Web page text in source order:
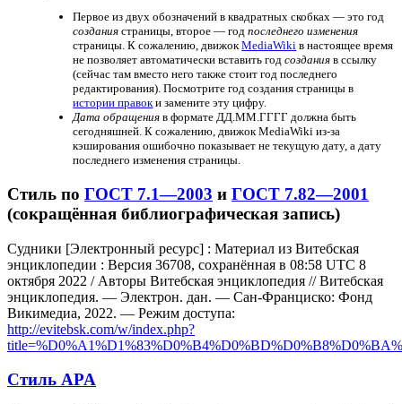
Первое из двух обозначений в квадратных скобках — это год
создания страницы, второе — годпоследнего изменения
страницы. К сожалению, движокMediaWiki в настоящее время
не позволяет автоматически вставить годсоздания в ссылку
(сейчас там вместо него также стоит год последнего
редактирования). Посмотрите год создания страницы в
истории правоки замените эту цифру.
Дата обращения в формате ДД.ММ.ГГГГ должна быть
сегодняшней. К сожалению, движок MediaWiki из-за
кэширования ошибочно показывает не текущую дату, а дату
последнего изменения страницы.
Стиль по ГОСТ 7.1—2003 и ГОСТ 7.82—2001
(сокращённая библиографическая запись)
Судники [Электронный ресурс] : Материал из Витебская
энциклопедии : Версия 36708, сохранённая в 08:58 UTC 8
октября 2022 / Авторы Витебская энциклопедия // Витебская
энциклопедия. — Электрон. дан. — Сан-Франциско: Фонд
Викимедиа, 2022. — Режим доступа:
http://evitebsk.com/w/index.php?
Стиль APA